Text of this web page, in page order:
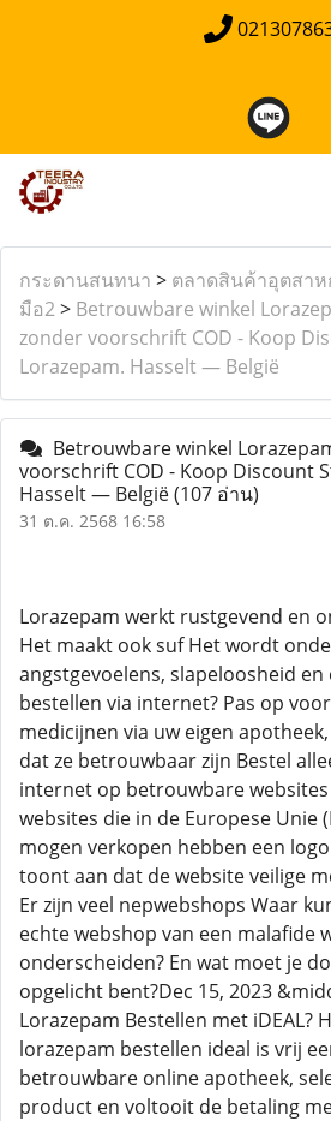
กระดานสนทนา > ตลาดสินค้าอุตสาห
มือ2> Betrouwbare winkel
zonder voorschrift COD - Koop
Lorazepam. Hasselt — België
Betrouwbare winkel
voorschrift COD - Koop Discount
Hasselt — België(107 อ่าน)
31 ต.ค. 2568 16:58
Lorazepam werkt rustgevend en
Het maakt ook suf Het wordt
angstgevoelens, slapeloosheid
bestellen via internet? Pas op
medicijnen via uw eigen
dat ze betrouwbaar zijn Bestel
internet op betrouwbare
websites die in de Europese Unie
mogen verkopen hebben een
toont aan dat de website veilige
Er zijn veel nepwebshops Waar
echte webshop van een malafide
onderscheiden? En wat moet je
opgelicht bent?Dec 15, 2023
Lorazepam Bestellen met iDEAL?
lorazepam bestellen ideal is vrij
betrouwbare online apotheek,
product en voltooit de betaling